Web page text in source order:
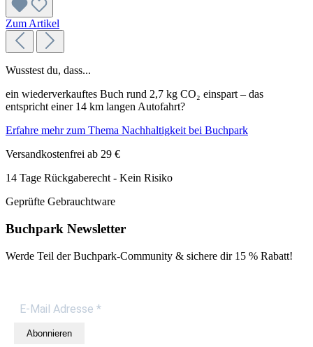
Zum Artikel
Wusstest du, dass...
ein wiederverkauftes Buch rund 2,7 kg CO₂ einspart – das
entspricht einer 14 km langen Autofahrt?
Erfahre mehr zum Thema Nachhaltigkeit bei Buchpark
Versandkostenfrei ab 29 €
14 Tage Rückgaberecht - Kein Risiko
Geprüfte Gebrauchtware
Buchpark Newsletter
Werde Teil der Buchpark-Community & sichere dir 15 % Rabatt!
Abonnieren